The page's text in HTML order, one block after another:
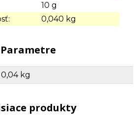
10 g
0,040 kg
Parametre
0,04 kg
produkty